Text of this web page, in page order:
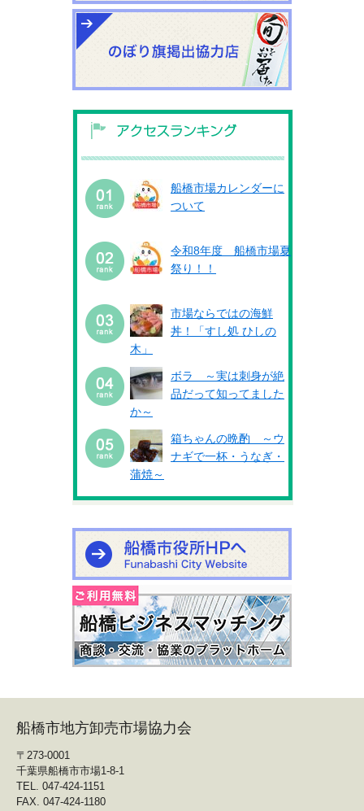
船橋市場カレンダーに
ついて
令和8年度 船橋市場夏
祭り！！
市場ならではの海鮮
丼！「すし処 ひしの
木」
ボラ ～実は刺身が絶
品だって知ってました
か～
箱ちゃんの晩酌 ～ウ
ナギで一杯・うなぎ・
蒲焼～
船橋市地方卸売市場協力会
〒273-0001
千葉県船橋市市場1-8-1
TEL. 047-424-1151
FAX. 047-424-1180